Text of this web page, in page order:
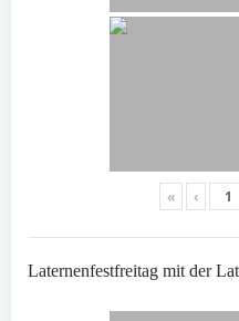
« ‹
Laternenfestfreitag mit der